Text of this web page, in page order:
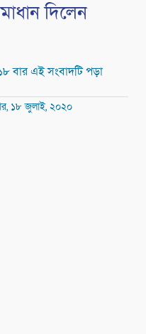
দিলেন
বার এই সংবাদটি পড়া
১৮ জুলাই, ২০২০